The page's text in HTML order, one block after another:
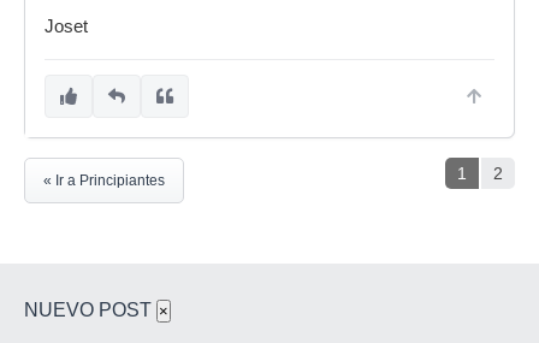
Joset
1 2
« Ir a Principiantes
NUEVO POST ×